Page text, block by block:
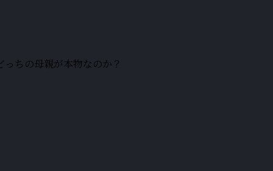
ちの母親が本物なのか？